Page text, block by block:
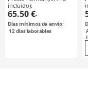
configurable /
acero / bruñido,
niquelado
químicamente /
incluido):
65.50 €-
Días mínimos de envío:
12días laborables